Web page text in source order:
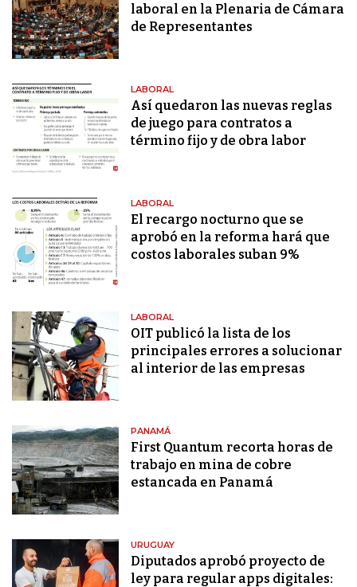
laboral en la Plenaria de Cámara
de Representantes
LABORAL
Así quedaron las nuevas reglas
de juego para contratos a
término fijo y de obra labor
LABORAL
El recargo nocturno que se
aprobó en la reforma hará que
costos laborales suban 9%
LABORAL
OIT publicó la lista de los
principales errores a solucionar
al interior de las empresas
PANAMÁ
First Quantum recorta horas de
trabajo en mina de cobre
estancada en Panamá
URUGUAY
Diputados aprobó proyecto de
ley para regular apps digitales: